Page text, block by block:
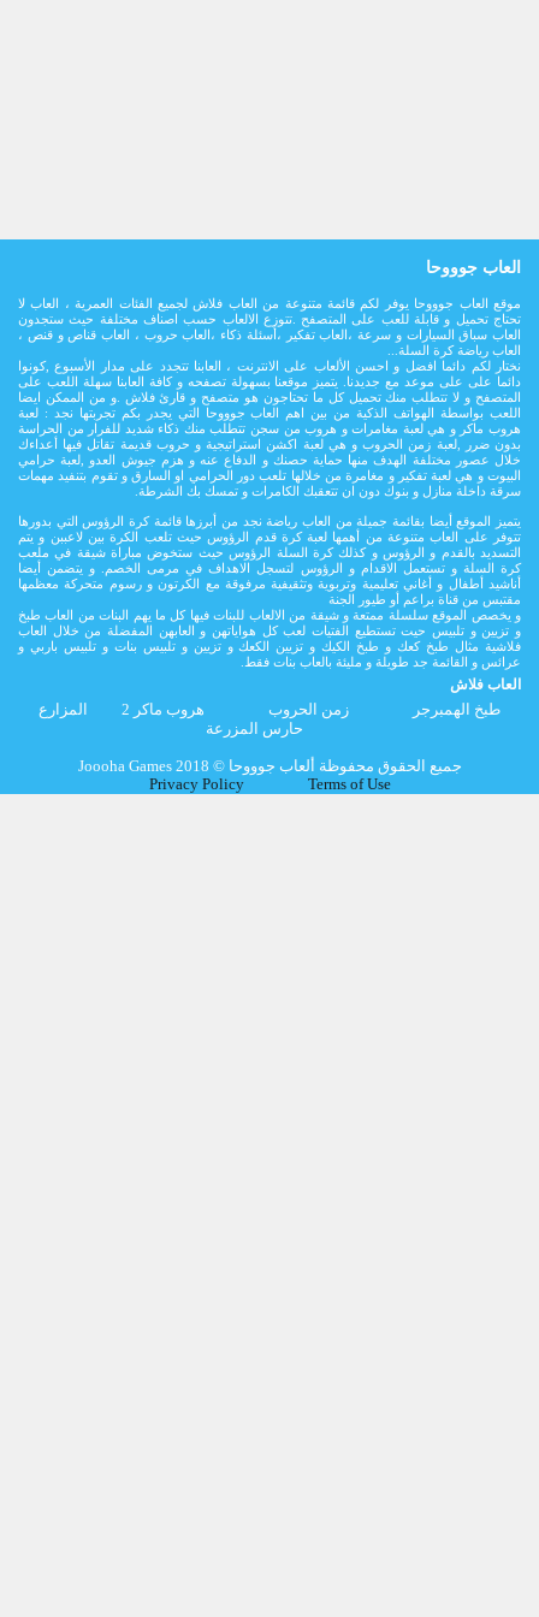
العاب جوووحا
موقع العاب جوووحا يوفر لكم قائمة متنوعة من العاب فلاش لجميع الفئات العمرية ، العاب لا
تحتاج تحميل و قابلة للعب على المتصفح .تتوزع الالعاب حسب اصناف مختلفة حيث ستجدون
العاب سباق السيارات و سرعة ،العاب تفكير ،أسئلة ذكاء ،العاب حروب ، العاب قناص و قنص ،
العاب رياضة كرة السلة...
نختار لكم دائما افضل و احسن الألعاب على الانترنت ، العابنا تتجدد على مدار اﻷسبوع ,كونوا
دائما على على موعد مع جديدنا. يتميز موقعنا بسهولة تصفحه و كافة العابنا سهلة اللعب على
المتصفح و لا تتطلب منك تحميل كل ما تحتاجون هو متصفح و قارئ فلاش .و من الممكن ايضا
اللعب بواسطة الهواتف الذكية من بين اهم العاب جوووحا التي يجدر بكم تجربتها نجد : لعبة
هروب ماكر و هي لعبة مغامرات و هروب من سجن تتطلب منك ذكاء شديد للفرار من الحراسة
بدون ضرر ,لعبة زمن الحروب و هي لعبة اكشن استراتيجية و حروب قديمة تقاتل فيها أعداءك
خلال عصور مختلفة الهدف منها حماية حصنك و الدفاع عنه و هزم جيوش العدو ,لعبة حرامي
البيوت و هي لعبة تفكير و مغامرة من خلالها تلعب دور الحرامي او السارق و تقوم بتنفيد مهمات
سرقة داخلة منازل و بنوك دون ان تتعقبك الكامرات و تمسك بك الشرطة.
يتميز الموقع أيضا بقائمة جميلة من العاب رياضة نجد من أبرزها قائمة كرة الرؤوس التي بدورها
تتوفر على العاب متنوعة من أهمها لعبة كرة قدم الرؤوس حيث تلعب الكرة بين لاعببن و يتم
التسديد بالقدم و الرؤوس و كذلك كرة السلة الرؤوس حيث ستخوض مباراة شيقة في ملعب
كرة السلة و تستعمل الاقدام و الرؤوس لتسجل الاهداف في مرمى الخصم. و يتضمن أيضا
أناشيد أطفال و أغاني تعليمية وتربوية وتثقيفية مرفوقة مع الكرتون و رسوم متحركة معظمها
مقتبس من قناة براعم أو طيور الجنة
و يخصص الموقع سلسلة ممتعة و شيقة من الالعاب للبنات فيها كل ما يهم البنات من العاب طبخ
و تزيين و تلبيس حيت تستطيع الفتيات لعب كل هواياتهن و العابهن المفضلة من خلال العاب
فلاشية مثال طبخ كعك و طبخ الكيك و تزيين الكعك و تزيين و تلبيس بنات و تلبيس باربي و
عرائس و القائمة جد طويلة و مليئة بالعاب بنات فقط.
العاب فلاش
طبخ الهمبرجر
زمن الحروب هروب ماكر 2
المزارع
حارس المزرعة
Joooha Games جميع الحقوق محفوظة ألعاب جوووحا © 2018
Privacy Policy
Terms of Use